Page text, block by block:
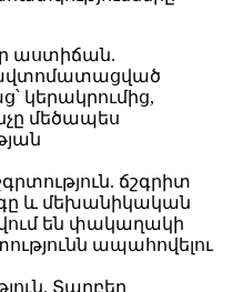
աստիճան.
ավտոմատացված
կերակրումից,
մեծապես
ճշգրիտ
և մեխանիկական
են փակաղակի
ապահովելու
Տարբեր